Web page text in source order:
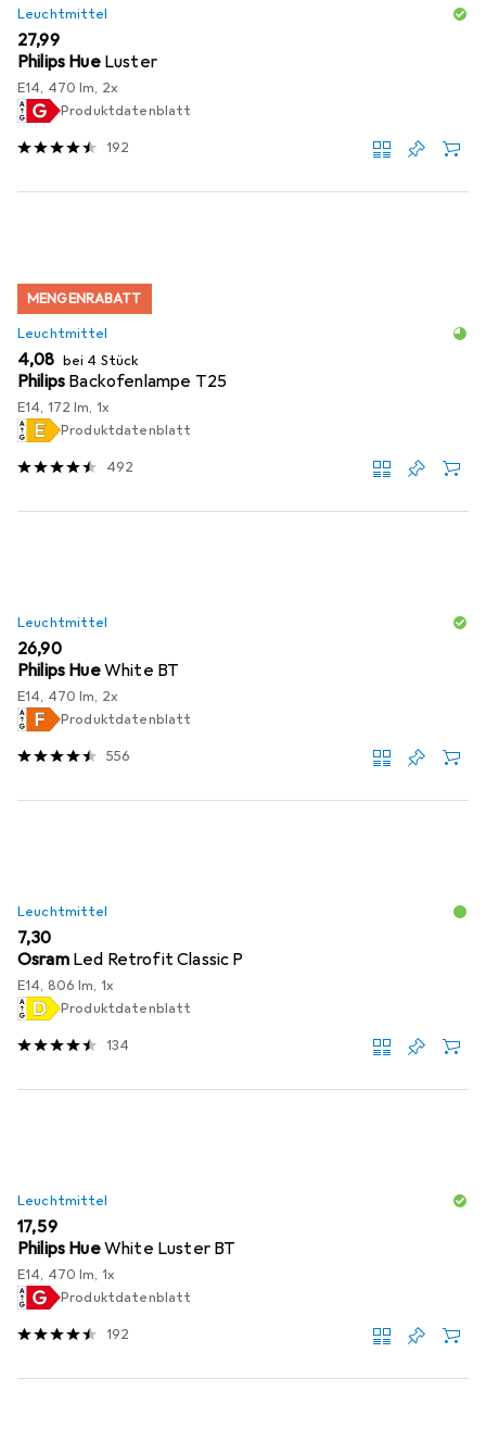
Leuchtmittel
EUR
27,99
Philips Hue Luster
E14, 470 lm, 2x
Produktdatenblatt
192
MENGENRABATT
Leuchtmittel
EUR
4,08 bei 4 Stück
Philips Backofenlampe T25
E14, 172 lm, 1x
Produktdatenblatt
492
Leuchtmittel
EUR
26,90
Philips HueWhite BT
E14, 470 lm, 2x
Produktdatenblatt
556
Leuchtmittel
EUR
7,30
Osram Led Retrofit Classic P
E14, 806 lm, 1x
Produktdatenblatt
134
Leuchtmittel
EUR
17,59
Philips HueWhite Luster BT
E14, 470 lm, 1x
Produktdatenblatt
192